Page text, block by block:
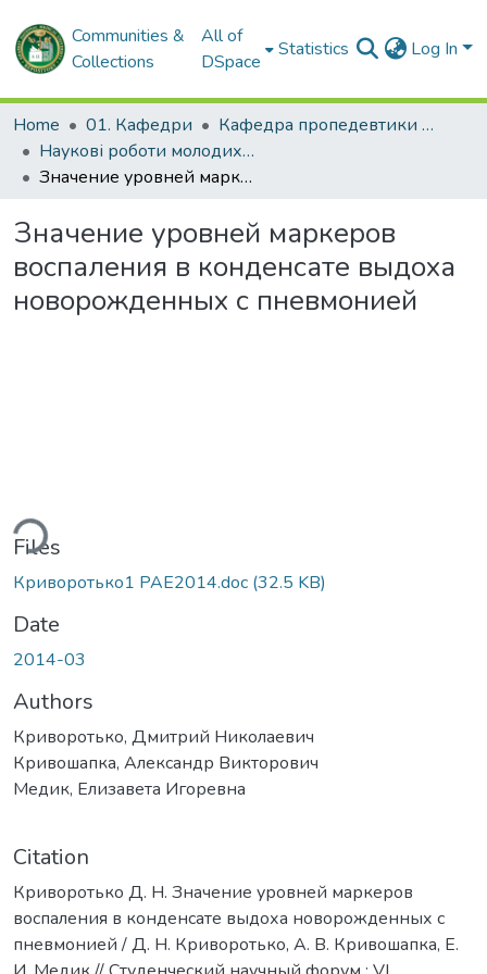
Communities &
Collections
All of
DSpace
Statistics Log In
Home 01. Кафедри
Кафедра пропедевтики педіатрії № 2
Наукові роботи молодих дослідників. Кафедра пропедевтики педіатрії № 2
Значение уровней маркеров воспаления в конденсате выдоха новорожденных с пневмонией
Значение уровней маркеров
воспаления в конденсате выдоха
новорожденных с пневмонией
Files
Криворотько1 РАЕ2014.doc (32.5 KB)
Date
2014-03
Authors
Криворотько, Дмитрий Николаевич
Кривошапка, Александр Викторович
Медик, Елизавета Игоревна
Citation
Криворотько Д. Н. Значение уровней маркеров
воспаления в конденсате выдоха новорожденных с
пневмонией / Д. Н. Криворотько, А. В. Кривошапка, Е.